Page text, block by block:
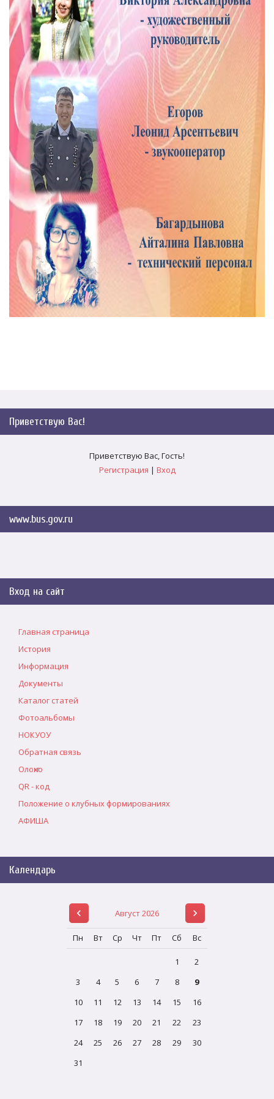
Приветствую Вас!
Приветствую Вас,Гость!
Регистрация | Вход
www.bus.gov.ru
Вход на сайт
Главная страница
История
Информация
Документы
Каталог статей
Фотоальбомы
НОКУОУ
Обратная связь
Олоҥхо
QR - код
Положение о клубных формированиях
АФИША
Календарь
Август 2026
Пн Вт Ср Чт Пт Сб Вс
1
2
3
4 5 6 7 8
9
10
11 12 13 14 15
16
17
18 19 20 21 22
23
24
25 26 27 28 29
30
31